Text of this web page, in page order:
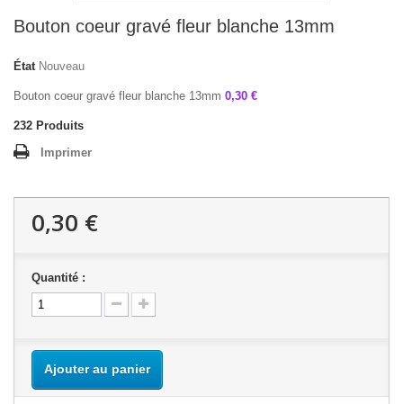
Bouton coeur gravé fleur blanche 13mm
État Nouveau
Bouton coeur gravé fleur blanche 13mm 0,30 €
232 Produits
Imprimer
0,30 €
Quantité :
Ajouter au panier